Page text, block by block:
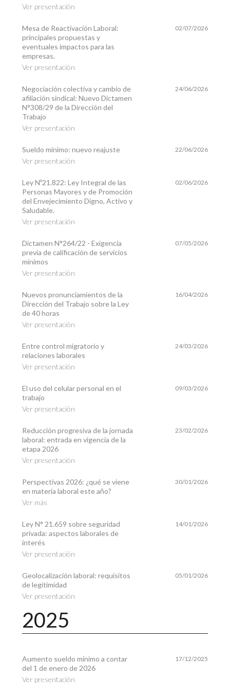
Ver presentación
Mesa de Reactivación Laboral:
principales propuestas y
eventuales impactos para las
empresas.
Ver presentación
02/07/2026
Negociación colectiva y cambio de
afiliación sindical: Nuevo Dictamen
N°308/29 de la Dirección del
Trabajo
Ver presentación
24/06/2026
Sueldo mínimo: nuevo reajuste
Ver presentación
22/06/2026
Ley Nº21.822: Ley Integral de las
Personas Mayores y de Promoción
del Envejecimiento Digno, Activo y
Saludable.
Ver presentación
02/06/2026
Dictamen N°264/22 - Exigencia
previa de calificación de servicios
mínimos
Ver presentación
07/05/2026
Nuevos pronunciamientos de la
Dirección del Trabajo sobre la Ley
de 40 horas
Ver presentación
16/04/2026
Entre control migratorio y
relaciones laborales
Ver presentación
24/03/2026
El uso del celular personal en el
trabajo
Ver presentación
09/03/2026
Reducción progresiva de la jornada
laboral: entrada en vigencia de la
etapa 2026
Ver presentación
23/02/2026
Perspectivas 2026: ¿qué se viene
en materia laboral este año?
Ver más
30/01/2026
Ley N° 21.659 sobre seguridad
privada: aspectos laborales de
interés
Ver presentación
14/01/2026
Geolocalización laboral: requisitos
de legitimidad
Ver presentación
05/01/2026
2025
Aumento sueldo mínimo a contar
del 1 de enero de 2026
Ver presentación
17/12/2025